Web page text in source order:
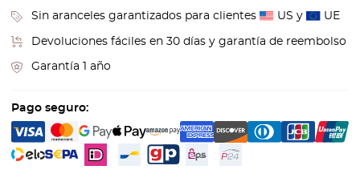
Sin aranceles garantizados para clientes US y UE
Devoluciones fáciles en 30 días y garantía de reembolso
Garantía 1 año
Pago seguro: